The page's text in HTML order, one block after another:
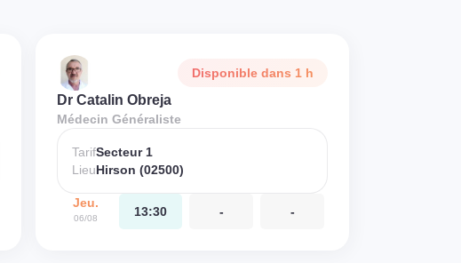
Disponible dans 1 h
Dr Catalin Obreja
Médecin Généraliste
TarifSecteur 1
LieuHirson (02500)
Jeu.
06/08 13:30 - -